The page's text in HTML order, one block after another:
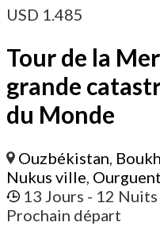
USD 1.485
Tour de la
grande
du Monde
Ouzbékistan,
Nukus ville,
13 Jours - 12 Nuits
Prochain départ